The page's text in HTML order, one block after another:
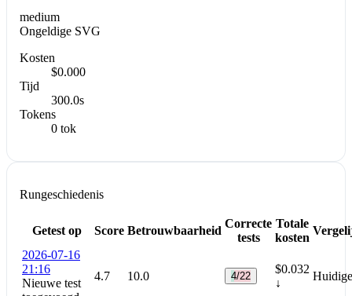
medium
Ongeldige SVG
Kosten
$0.000
Tijd
300.0s
Tokens
0 tok
Rungeschiedenis
Getest op Score Betrouwbaarheid
Correcte
tests
Totale
kosten
2026-07-16
21:16
Nieuwe test
4.7 10.0 4/22
$0.032
↓